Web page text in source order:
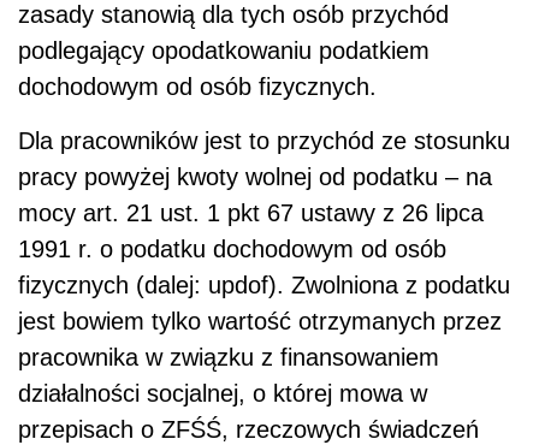
zasady stanowią dla tych osób przychód
podlegający opodatkowaniu podatkiem
dochodowym od osób fizycznych.
Dla pracowników jest to przychód ze stosunku
pracy powyżej kwoty wolnej od podatku – na
mocy art. 21 ust. 1 pkt 67 ustawy z 26 lipca
1991 r. o podatku dochodowym od osób
fizycznych (dalej: updof). Zwolniona z podatku
jest bowiem tylko wartość otrzymanych przez
pracownika w związku z finansowaniem
działalności socjalnej, o której mowa w
przepisach o ZFŚŚ, rzeczowych świadczeń